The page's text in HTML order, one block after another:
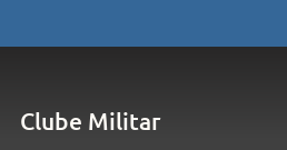
Clube Militar